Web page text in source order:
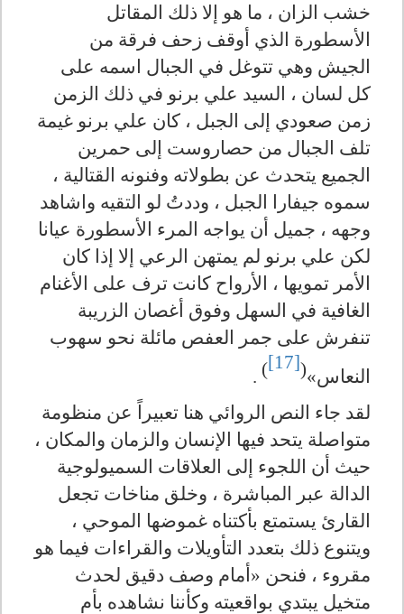
خشب الزان ، ما هو إلا ذلك المقاتل
الأسطورة الذي أوقف زحف فرقة من
الجيش وهي تتوغل في الجبال اسمه على
كل لسان ، السيد علي برنو في ذلك الزمن
زمن صعودي إلى الجبل ، كان علي برنو غيمة
تلف الجبال من حصاروست إلى حمرين
الجميع يتحدث عن بطولاته وفنونه القتالية ،
سموه جيفارا الجبل ، وددتُ لو التقيه واشاهد
وجهه ، جميل أن يواجه المرء الأسطورة عيانا
لكن علي برنو لم يمتهن الرعي إلا إذا كان
الأمر تمويها ، الأرواح كانت ترف على الأغنام
الغافية في السهل وفوق أغصان الزريبة
تنفرش على جمر العفص مائلة نحو سهوب
النعاس»(
[17]
)
.
لقد جاء النص الروائي هنا تعبيراً عن منظومة
متواصلة يتحد فيها الإنسان والزمان والمكان ،
حيث أن اللجوء إلى العلاقات السميولوجية
الدالة عبر المباشرة ، وخلق مناخات تجعل
القارئ يستمتع بأكتناه غموضها الموحي ،
ويتنوع ذلك بتعدد التأويلات والقراءات فيما هو
مقروء ، فنحن «أمام وصف دقيق لحدث
متخيل يبتدي بواقعيته وكأننا نشاهده بأم